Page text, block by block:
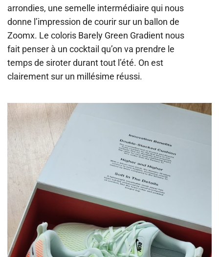
arrondies, une semelle intermédiaire qui nous
donne l’impression de courir sur un ballon de
Zoomx. Le coloris Barely Green Gradient nous
fait penser à un cocktail qu’on va prendre le
temps de siroter durant tout l’été. On est
clairement sur un millésime réussi.